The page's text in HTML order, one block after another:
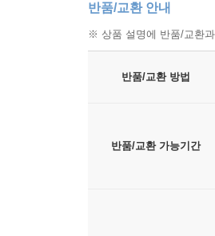
반품/교환 안내
※ 상품 설명에 반품/교환
반품/교환 방법
반품/교환 가능기간